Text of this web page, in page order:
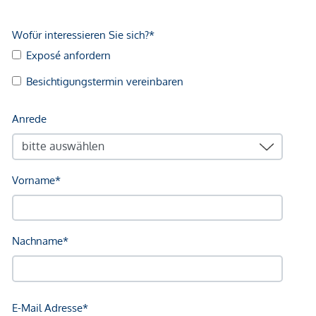
AUSSTATTUNG
Attraktive Raumhöhen im Altbau
Fußbodenheizung
Videogegensprechanlage
Klimaanlage in den Dachgeschossen
Photovoltaik | Fernwärme
E-Mobilität
Smarte Hausverwaltungsapp
NACHHALTIGKEIT
Zertifizierungen und ein Fokus auf Nachhaltigkeit,
Energieeffizienz und Regionalität wichtige Faktoren.